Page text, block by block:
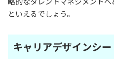
といえるでしょう。
キャリアデザインシ